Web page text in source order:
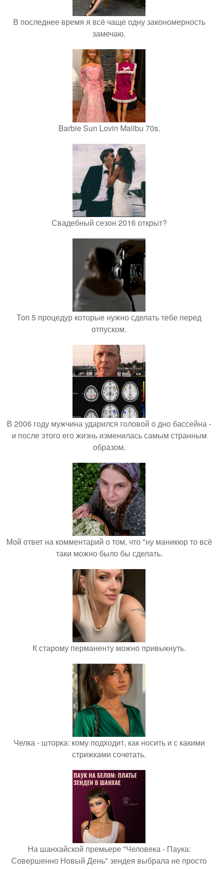
В последнее время я всё чаще одну закономерность
замечаю.
Barbie Sun Lovin Malibu 70s.
Свадебный сезон 2016 открыт?
Топ 5 процедур которые нужно сделать тебе перед
отпуском.
В 2006 году мужчина ударился головой о дно бассейна -
и после этого его жизнь изменилась самым странным
образом.
Мой ответ на комментарий о том, что "ну маникюр то всё
таки можно было бы сделать.
К старому перманенту можно привыкнуть.
Челка - шторка: кому подходит, как носить и с какими
стрижками сочетать.
На шанхайской премьере "Человека - Паука:
Совершенно Новый День" зендея выбрала не просто